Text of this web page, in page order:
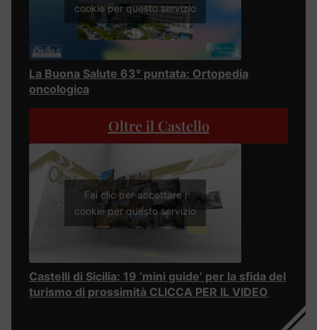
cookie per questo servizio
La Buona Salute 63° puntata: Ortopedia
oncologica
Oltre il Castello
Fai clic per accettare i
cookie per questo servizio
Castelli di Sicilia: 19 ‘mini guide’ per la sfida del
turismo di prossimità CLICCA PER IL VIDEO